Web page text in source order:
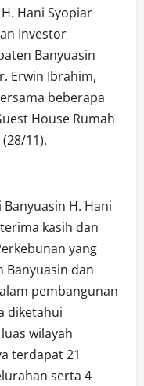
Hani Syopiar
Investor
Banyuasin
Erwin Ibrahim,
beberapa
House Rumah
11).
H. Hani
kasih dan
yang
Banyuasin dan
pembangunan
diketahui
wilayah
terdapat 21
serta 4